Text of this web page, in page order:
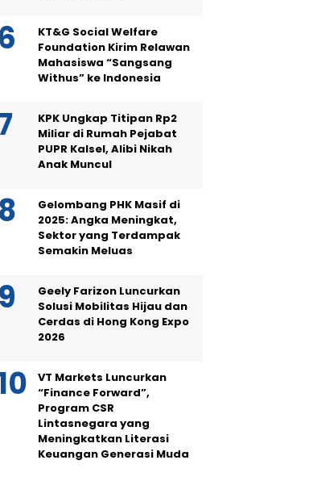
KT&G Social Welfare
Foundation Kirim Relawan
Mahasiswa “Sangsang
Withus” ke Indonesia
KPK Ungkap Titipan Rp2
Miliar di Rumah Pejabat
PUPR Kalsel, Alibi Nikah
Anak Muncul
Gelombang PHK Masif di
2025: Angka Meningkat,
Sektor yang Terdampak
Semakin Meluas
Geely Farizon Luncurkan
Solusi Mobilitas Hijau dan
Cerdas di Hong Kong Expo
2026
VT Markets Luncurkan
“Finance Forward”,
Program CSR
Lintasnegara yang
Meningkatkan Literasi
Keuangan Generasi Muda